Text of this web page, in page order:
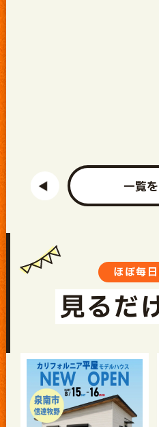
一覧
ほぼ毎
見るだ